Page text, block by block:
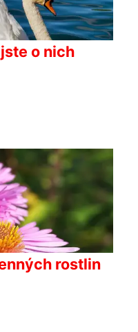
o nich
rostlin